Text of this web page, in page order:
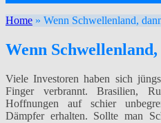
Home » Wenn Schwellenland,
Wenn
Viele Investoren haben sich
Finger verbrannt. Brasilien,
Hoffnungen auf schier
Dämpfer erhalten. Sollte man